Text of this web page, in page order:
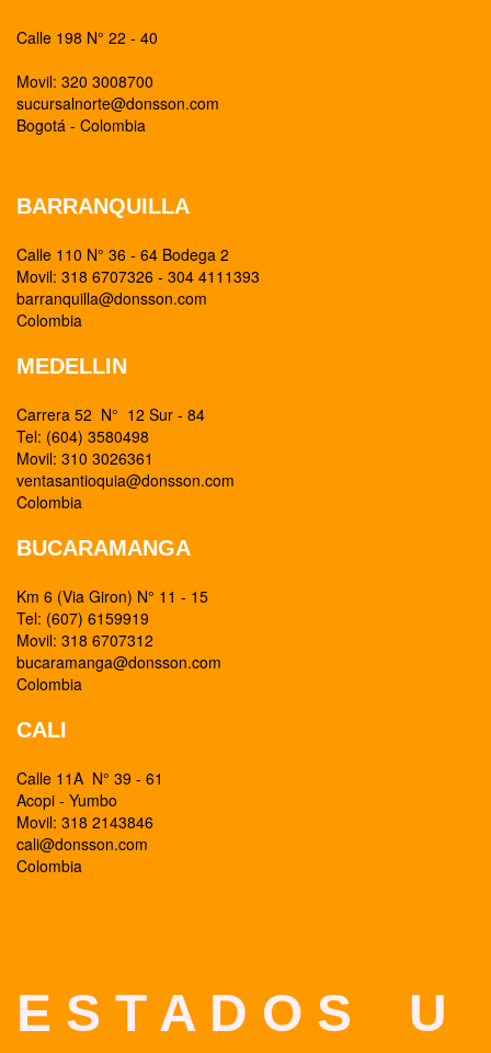
Calle 198 N° 22 - 40
Movil: 320 3008700
sucursalnorte@donsson.com
Bogotá - Colombia
BARRANQUILLA
Calle 110 N° 36 - 64 Bodega 2
Movil: 318 6707326 - 304 4111393
barranquilla@donsson.com
Colombia
MEDELLIN
Carrera 52 N° 12 Sur - 84
Tel: (604) 3580498
Movil: 310 3026361
ventasantioquia@donsson.com
Colombia
BUCARAMANGA
Km 6 (Via Giron) N° 11 - 15
Tel: (607) 6159919
Movil: 318 6707312
bucaramanga@donsson.com
Colombia
CALI
Calle 11A N° 39 - 61
Acopi - Yumbo
Movil: 318 2143846
cali@donsson.com
Colombia
E S T A D O S U